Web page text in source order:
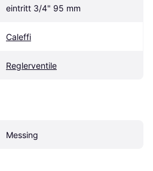
eintritt 3/4" 95 mm
Caleffi
Reglerventile
Messing